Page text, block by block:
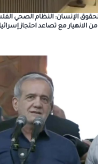
الإنسان: النظام الصحي
الانهيار مع تصاعد احتجاز